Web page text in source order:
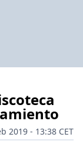
2019 - 13:38 CET